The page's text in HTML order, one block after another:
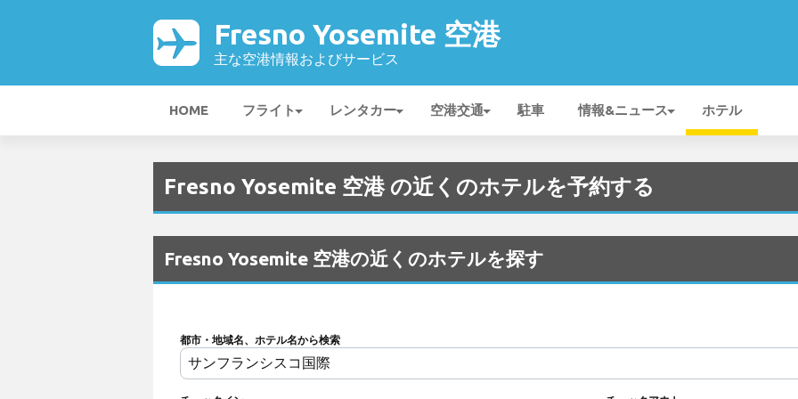
Fresno Yosemite 空港
主な空港情報およびサービス
HOME フライト レンタカー 空港交通 駐車 情報&ニュース ホテル
Fresno Yosemite 空港 の近くのホテルを予約する
Fresno Yosemite 空港の近くのホテルを探す